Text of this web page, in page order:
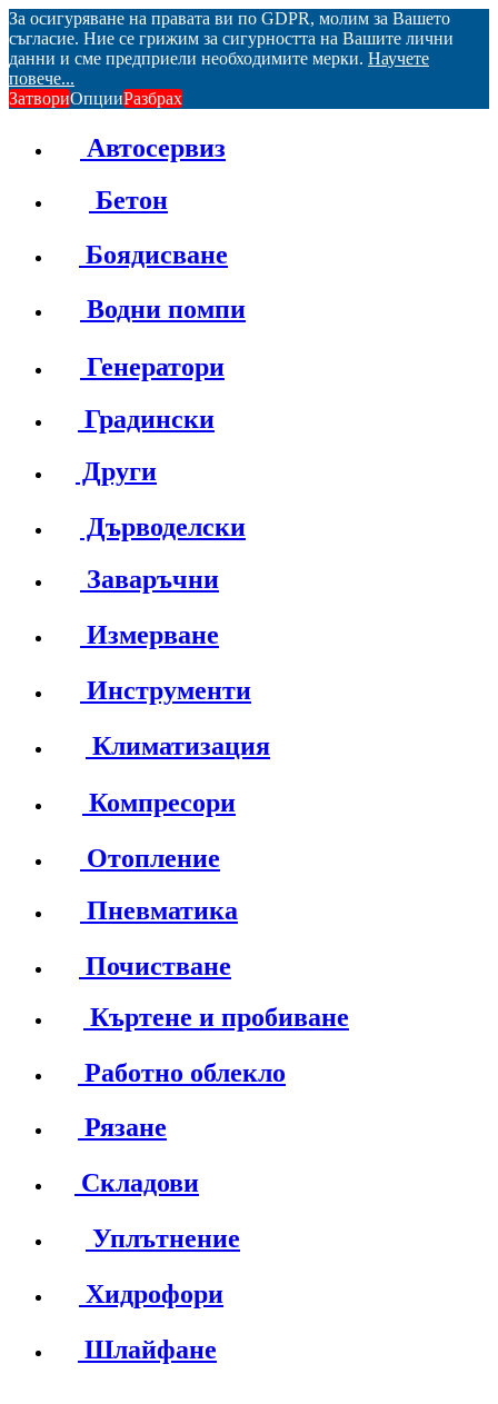
За осигуряване на правата ви по GDPR, молим за Вашето
съгласие. Ние се грижим за сигурността на Вашите лични
данни и сме предприели необходимите мерки. Научете
повече...
ЗатвориОпцииРазбрах
Автосервиз
Бетон
Боядисване
Водни помпи
Генератори
Градински
Други
Дърводелски
Заваръчни
Измерване
Инструменти
Климатизация
Компресори
Отопление
Пневматика
Почистване
Къртене и пробиване
Работно облекло
Рязане
Складови
Уплътнение
Хидрофори
Шлайфане